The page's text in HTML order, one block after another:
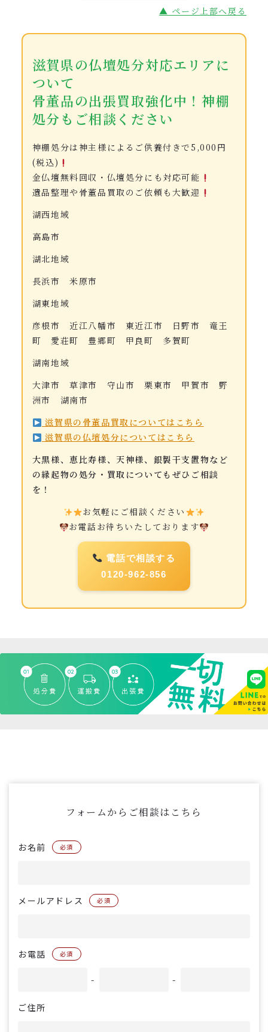
▲ ページ上部へ戻る
滋賀県の仏壇処分対応エリアに
ついて
骨董品の出張買取強化中！神棚
処分もご相談ください
神棚処分は神主様によるご供養付きで5,000円
(税込)
金仏壇無料回収・仏壇処分にも対応可能
遺品整理や骨董品買取のご依頼も大歓迎
湖西地域
高島市
湖北地域
長浜市 米原市
湖東地域
彦根市 近江八幡市 東近江市 日野市 竜王
町 愛荘町 豊郷町 甲良町 多賀町
湖南地域
大津市 草津市 守山市 栗東市 甲賀市 野
洲市 湖南市
滋賀県の骨董品買取についてはこちら
滋賀県の仏壇処分についてはこちら
大黒様、恵比寿様、天神様、銀製干支置物など
の縁起物の処分・買取についてもぜひご相談
を！
お気軽にご相談ください
お電話お待ちいたしております
電話で相談する
0120-962-856
フォームからご相談はこちら
お名前 必須
メールアドレス 必須
お電話 必須
- -
ご住所